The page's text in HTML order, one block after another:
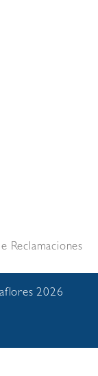
Reclamaciones
2026